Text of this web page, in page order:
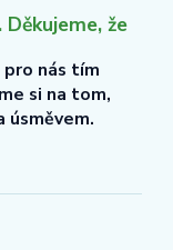
že
nás tím
si na tom,
úsměvem.